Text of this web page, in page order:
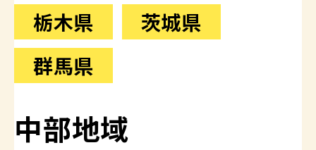
栃木県
茨城県
群馬県
中部地域